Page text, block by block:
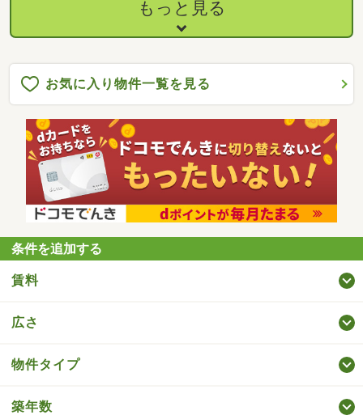
もっと見る
お気に入り物件一覧を見る
条件を追加する
賃料
広さ
物件タイプ
築年数